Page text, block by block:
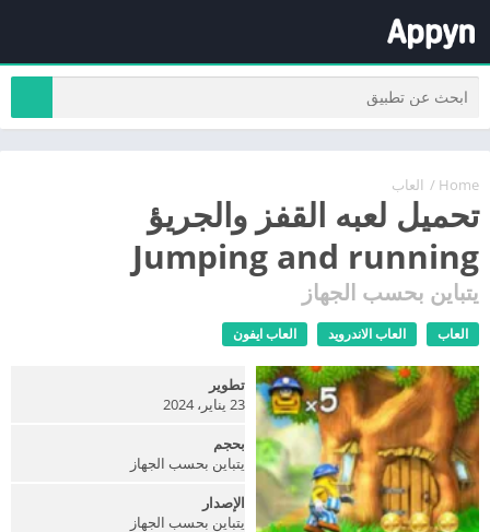
Home
/ العاب
تحميل لعبه القفز والجريؤ
Jumping and running
يتباين بحسب الجهاز
العاب العاب الاندرويد العاب ايفون
تطوير
23 يناير، 2024
بحجم
يتباين بحسب الجهاز
الإصدار
يتباين بحسب الجهاز